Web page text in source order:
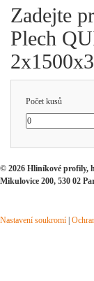
Zadejte
Plech
Počet kusů
© 2026 Hliníkové profily,
Mikulovice 200, 530 02
Nastavení soukromí